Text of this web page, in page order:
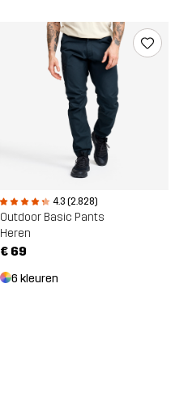
4.3 (2.828)
Outdoor Basic Pants
Heren
€ 69
6 kleuren